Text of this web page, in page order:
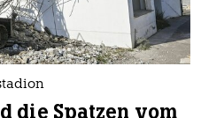
die Spatzen vom